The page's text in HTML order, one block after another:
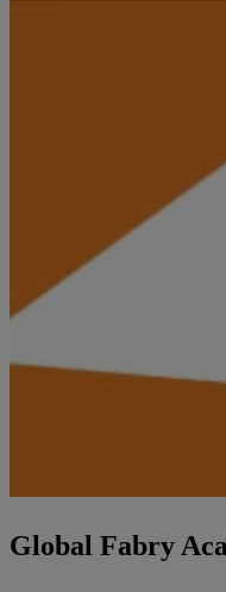
Global Fabry